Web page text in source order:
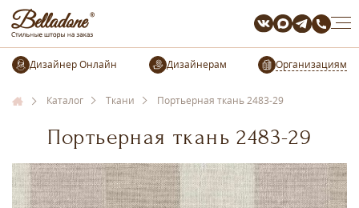
Организациям
Каталог Ткани Портьерная ткань 2483-29
Портьерная ткань 2483-29